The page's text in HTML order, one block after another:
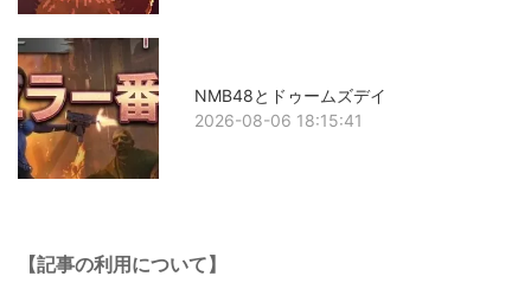
NMB48とドゥームズデイ
2026-08-06 18:15:41
【記事の利用について】